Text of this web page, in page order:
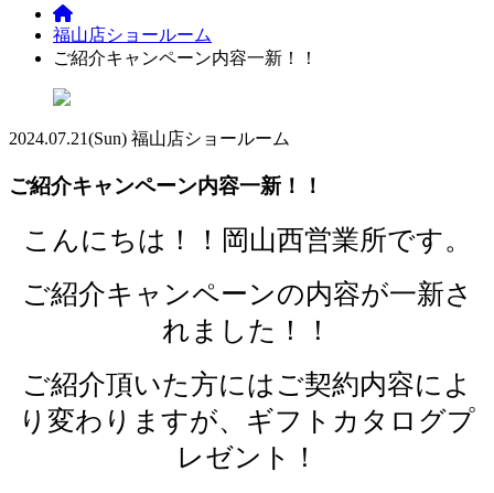
福山店ショールーム
ご紹介キャンペーン内容一新！！
2024.07.21(Sun) 福山店ショールーム
ご紹介キャンペーン内容一新！！
こんにちは！！岡山西営業所です。
ご紹介キャンペーンの内容が一新さ
れました！！
ご紹介頂いた方にはご契約内容によ
り変わりますが、ギフトカタログプ
レゼント！